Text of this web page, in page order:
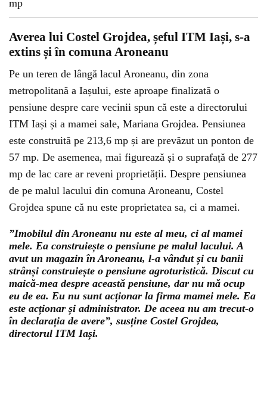
Averea lui Costel Grojdea, șeful ITM Iași, s-a
extins și în comuna Aroneanu
Pe un teren de lângă lacul Aroneanu, din zona
metropolitană a Iașului, este aproape finalizată o
pensiune despre care vecinii spun că este a directorului
ITM Iași și a mamei sale, Mariana Grojdea. Pensiunea
este construită pe 213,6 mp și are prevăzut un ponton de
57 mp. De asemenea, mai figurează și o suprafață de 277
mp de lac care ar reveni proprietății. Despre pensiunea
de pe malul lacului din comuna Aroneanu, Costel
Grojdea spune că nu este proprietatea sa, ci a mamei.
”Imobilul din Aroneanu nu este al meu, ci al mamei
mele. Ea construiește o pensiune pe malul lacului. A
avut un magazin în Aroneanu, l-a vândut și cu banii
strânși construiește o pensiune agroturistică. Discut cu
maică-mea despre această pensiune, dar nu mă ocup
eu de ea. Eu nu sunt acționar la firma mamei mele. Ea
este acționar și administrator. De aceea nu am trecut-o
în declarația de avere”, susține Costel Grojdea,
directorul ITM Iași.